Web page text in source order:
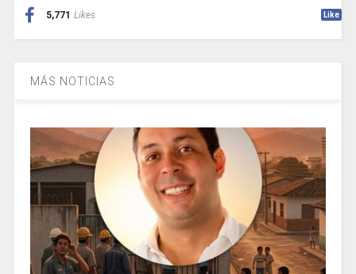
5,771 Likes Like
MÁS NOTICIAS